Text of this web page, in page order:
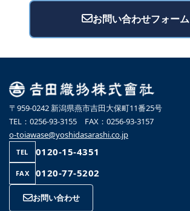
お問い合わせフォーム
〒959-0242 新潟県燕市吉田大保町11番25号
TEL：0256-93-3155 FAX：0256-93-3157
o-toiawase@yoshidasarashi.co.jp
TEL 0120-15-4351
FAX 0120-77-5202
お問い合わせ